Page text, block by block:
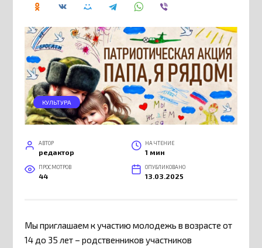
КУЛЬТУРА
АВТОР
редактор
НА ЧТЕНИЕ
1 мин
ПРОСМОТРОВ
44
ОПУБЛИКОВАНО
13.03.2025
Мы приглашаем к участию молодежь в возрасте от
14 до 35 лет – родственников участников